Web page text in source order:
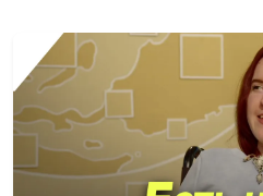
Призваны помогать
людям